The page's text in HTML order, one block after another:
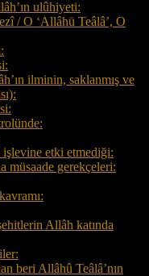
ulûhiyeti:
/ O ‘Allâhü Teâlâ’, O
ilminin, saklanmış ve
işlevine etki etmediği:
müsaade gerekçeleri:
Allâh katında
beri Allâhû Teâlâ’nın